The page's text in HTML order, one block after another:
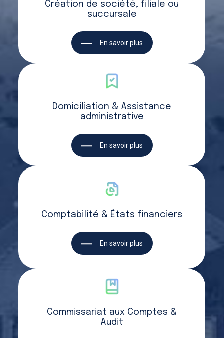
Création de société, filiale ou
succursale
En savoir plus
Domiciliation & Assistance
administrative
En savoir plus
Comptabilité & États financiers
En savoir plus
Commissariat aux Comptes &
Audit